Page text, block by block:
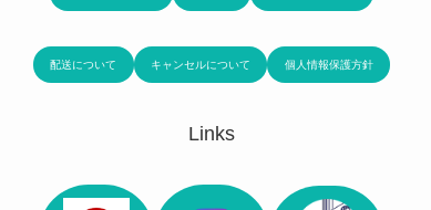
配送について キャンセルについて 個人情報保護方針
Links